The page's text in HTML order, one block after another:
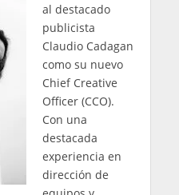
al destacado
publicista
Claudio Cadagan
como su nuevo
Chief Creative
Officer (CCO).
Con una
destacada
experiencia en
dirección de